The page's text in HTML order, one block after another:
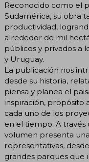
Reconocido como el
Sudamérica, su obra
productividad,
alrededor de mil
públicos y privados a
y Uruguay.
La publicación nos
desde su historia,
piensa y planea el
inspiración, propósito
cada uno de los
en el tiempo. A través
volumen presenta
representativas,
grandes parques que